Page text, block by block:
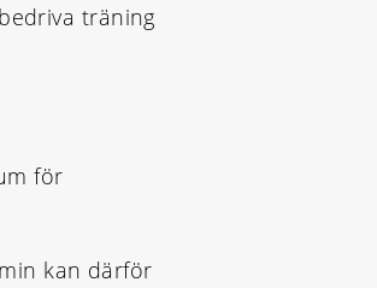
träning
för
kan därför